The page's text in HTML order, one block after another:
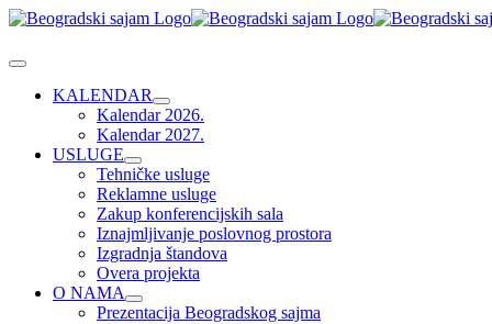
Skip
content
Toggle
NavigationKALENDAR
Kalendar 2026.
Kalendar 2027.
USLUGE
Tehničke usluge
Reklamne usluge
Zakup konferencijskih sala
Iznajmljivanje poslovnog prostora
Izgradnja štandova
Overa projekta
O NAMA
Prezentacija Beogradskog sajma